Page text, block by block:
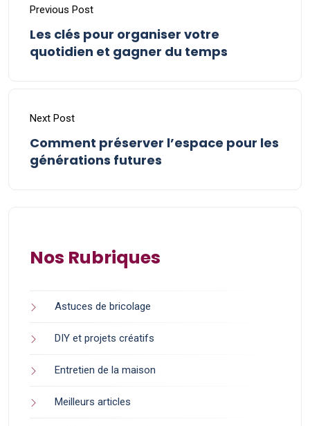
Previous Post
Les clés pour organiser votre
quotidien et gagner du temps
Next Post
Comment préserver l’espace pour les
générations futures
Nos Rubriques
Astuces de bricolage
DIY et projets créatifs
Entretien de la maison
Meilleurs articles